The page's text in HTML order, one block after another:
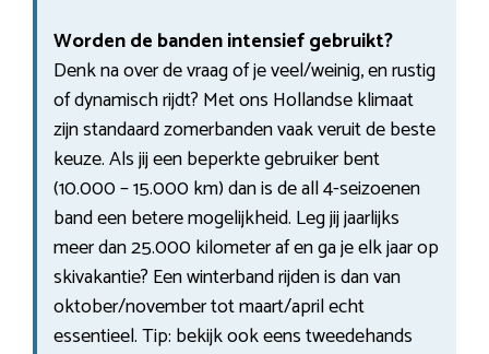
Worden de banden intensief gebruikt?
Denk na over de vraag of je veel/weinig, en rustig
of dynamisch rijdt? Met ons Hollandse klimaat
zijn standaard zomerbanden vaak veruit de beste
keuze. Als jij een beperkte gebruiker bent
(10.000 – 15.000 km) dan is de all 4-seizoenen
band een betere mogelijkheid. Leg jij jaarlijks
meer dan 25.000 kilometer af en ga je elk jaar op
skivakantie? Een winterband rijden is dan van
oktober/november tot maart/april echt
essentieel. Tip: bekijk ook eens tweedehands